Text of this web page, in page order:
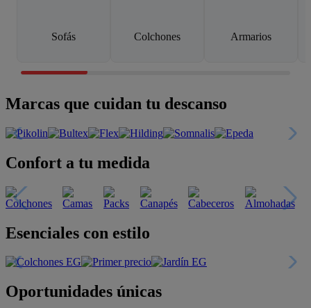
Sofás Colchones Armarios
Marcas que cuidan tu descanso
Confort a tu medida
Esenciales con estilo
Oportunidades únicas